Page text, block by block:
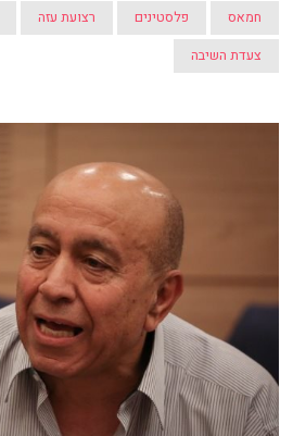
חמאס פלסטינים רצועת עזה
צעדת השיבה